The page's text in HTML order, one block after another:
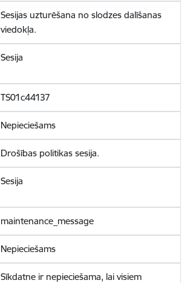
Sesijas uzturēšana no slodzes dalīšanas
viedokļa.
Sesija
TS01c44137
Nepieciešams
Drošības politikas sesija.
Sesija
maintenance_message
Nepieciešams
Sīkdatne ir nepieciešama, lai visiem